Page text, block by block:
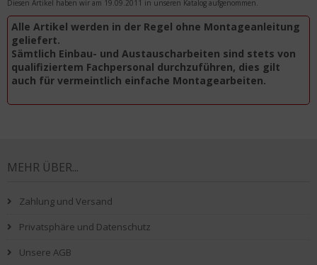
Diesen Artikel haben wir am 19.09.2011 in unseren Katalog aufgenommen.
Alle Artikel werden in der Regel ohne Montageanleitung
geliefert.
Sämtlich Einbau- und Austauscharbeiten sind stets von
qualifiziertem Fachpersonal durchzuführen, dies gilt
auch für vermeintlich einfache Montagearbeiten.
MEHR ÜBER...
Zahlung und Versand
Privatsphäre und Datenschutz
Unsere AGB